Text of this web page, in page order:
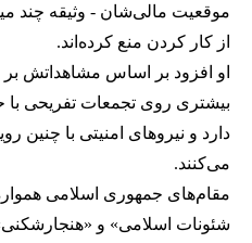
موقعیت مالی‌شان - وثیقه چند
از کار کردن منع کرده‌اند.
او افزود بر اساس مشاهداتش
بیشتری روی تجمعات تفریحی
دارد و نیروهای امنیتی با چنین
می‌کنند.
مقام‌های جمهوری اسلامی
شئونات اسلامی» و